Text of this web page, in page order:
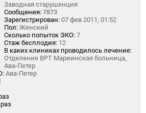
Заводная старушенция
Сообщения: 7873
Зарегистрирован: 07 фев 2011, 01:52
Пол: Женский
Сколько попыток ЭКО: 7
Стаж бесплодия: 12
В каких клиниках проводилось лечение:
Отделение ВРТ Мариинская больница,
Ава-Петер
Ава-Петер